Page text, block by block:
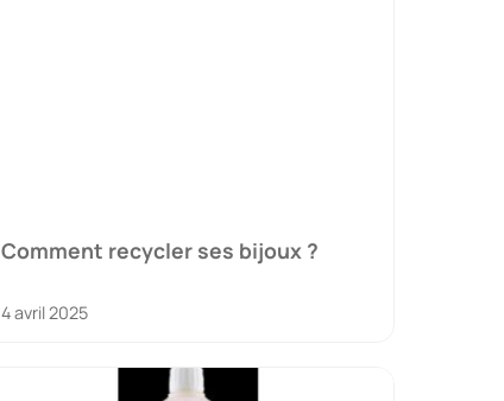
Comment recycler ses bijoux ?
4 avril 2025